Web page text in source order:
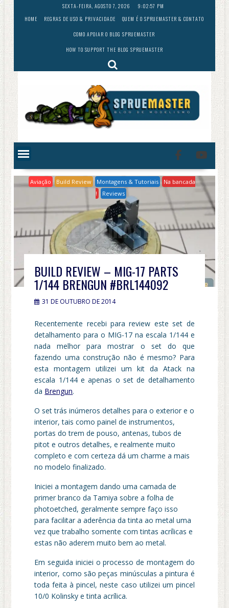
Skip
to
content
SEXTA-FEIRA, AGOSTO 7, 2026
9:02:59 PM
HOME
REGRAS DE USO & PRIVACIDADE
QUEM É O SPRUEMASTER & CONTATO
COMO APOIAR O BLOG SPRUEMASTER
HOW TO SUPPORT THE BLOG SPRUEMASTER
Aviação Build Review Montagens & Tutoriais
Na bancada
!
Reviews
BUILD REVIEW – MIG-17 PARTS
1/144 BRENGUN #BRL144092
31 DE OUTUBRO DE 2014
Recentemente recebi para review este set de
detalhamento para o MIG-17 na escala 1/144 e
nada melhor para mostrar o set do que
fazendo uma construção não é mesmo? Para
esta montagem utilizei um kit da Atack na
escala 1/144 e apenas o set de detalhamento
da Brengun.
O set trás inúmeros detalhes para o exterior e o
interior, tais como painel de instrumentos,
portas do trem de pouso, antenas, tubos de
pitot e outros detalhes, e realmente muito
completo e com certeza dá um charme a mais
no modelo finalizado.
Iniciei a montagem dando uma camada de
primer branco da Tamiya sobre a folha de
photoetched, geralmente sempre faço isso
para facilitar a aderência da tinta ao metal uma
vez que trabalho somente com tintas acrílicas e
estas não aderem muito bem ao metal.
Em seguida iniciei o processo de montagem do
interior, como são peças minúsculas a pintura é
toda feita à pincel, neste caso utilizei um pincel
10/0 Kolinsky e tinta acrílica.